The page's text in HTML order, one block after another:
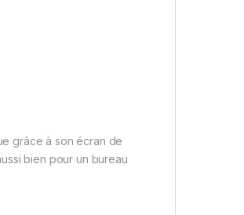
grâce à son écran de
bien pour un bureau